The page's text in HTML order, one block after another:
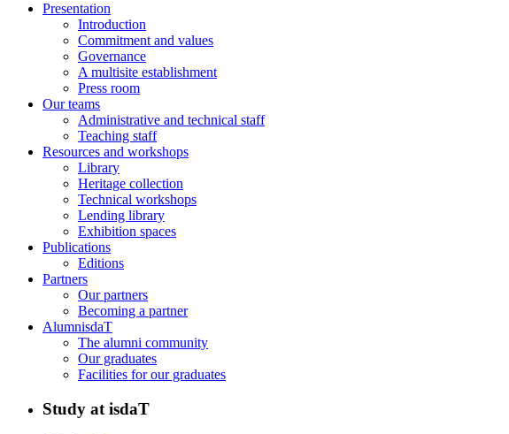
Presentation
Introduction
Commitment and values
Governance
A multisite establishment
Press room
Our teams
Administrative and technical staff
Teaching staff
Resources and workshops
Library
Heritage collection
Technical workshops
Lending library
Exhibition spaces
Publications
Editions
Partners
Our partners
Becoming a partner
AlumnisdaT
The alumni community
Our graduates
Facilities for our graduates
Study at isdaT